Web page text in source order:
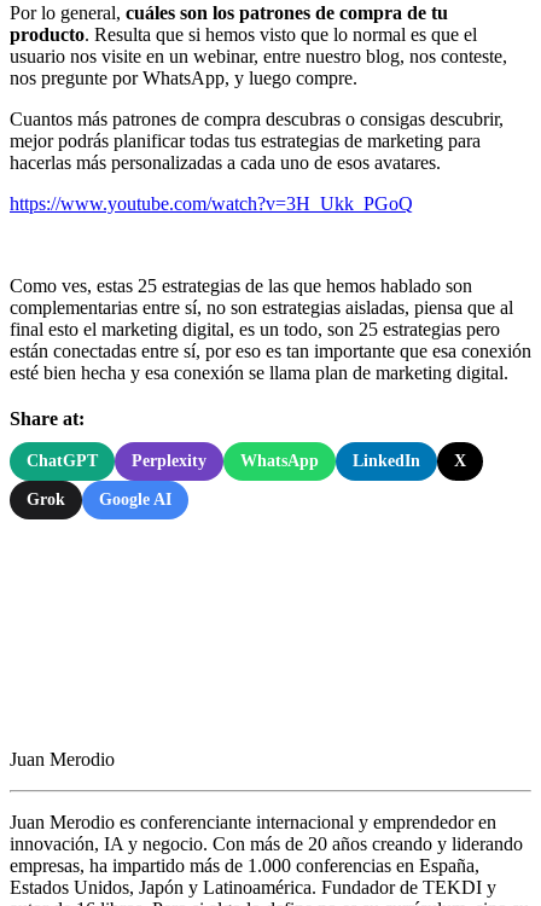
Por lo general, cuáles son los patrones de compra de tu
producto. Resulta que si hemos visto que lo normal es que el
usuario nos visite en un webinar, entre nuestro blog, nos conteste,
nos pregunte por WhatsApp, y luego compre.
Cuantos más patrones de compra descubras o consigas descubrir,
mejor podrás planificar todas tus estrategias de marketing para
hacerlas más personalizadas a cada uno de esos avatares.
https://www.youtube.com/watch?v=3H_Ukk_PGoQ
Como ves, estas 25 estrategias de las que hemos hablado son
complementarias entre sí, no son estrategias aisladas, piensa que al
final esto el marketing digital, es un todo, son 25 estrategias pero
están conectadas entre sí, por eso es tan importante que esa conexión
esté bien hecha y esa conexión se llama plan de marketing digital.
Share at:
ChatGPT Perplexity WhatsApp LinkedIn X
Grok Google AI
Juan Merodio
Juan Merodio es conferenciante internacional y emprendedor en
innovación, IA y negocio. Con más de 20 años creando y liderando
empresas, ha impartido más de 1.000 conferencias en España,
Estados Unidos, Japón y Latinoamérica. Fundador de TEKDI y